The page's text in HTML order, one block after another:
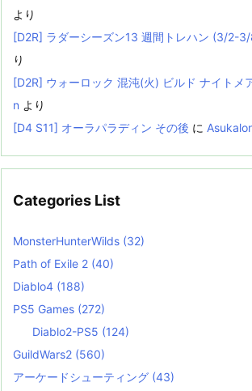
より
[D2R] ラダーシーズン13 週間トレハン (3/2-
り
[D2R] ウォーロック 混沌(火) ビルド ナイトメ
n より
[D4 S11] オーラパラディン その後 に
Categories List
MonsterHunterWilds (32)
Path of Exile 2 (40)
Diablo4 (188)
PS5 Games (272)
Diablo2-PS5 (124)
GuildWars2 (560)
アーケードシューティング (43)